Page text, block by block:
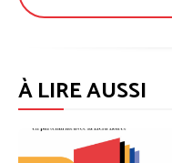
À LIRE AUSSI